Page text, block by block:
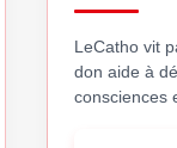
LeCatho vit
don aide à
consciences